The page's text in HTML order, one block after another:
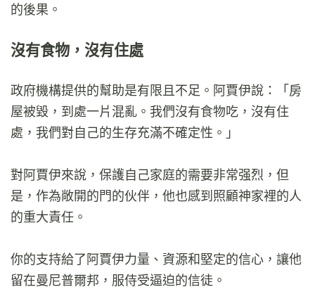
的後果。
沒有食物，沒有住處
政府機構提供的幫助是有限且不足。阿賈伊說：「房
屋被毀，到處一片混亂。我們沒有食物吃，沒有住
處，我們對自己的生存充滿不確定性。」
對阿賈伊來說，保護自己家庭的需要非常强烈，但
是，作為敞開的門的伙伴，他也感到照顧神家裡的人
的重大責任。
你的支持給了阿賈伊力量、資源和堅定的信心，讓他
留在曼尼普爾邦，服侍受逼迫的信徒。